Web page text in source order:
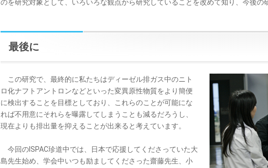
のを研究対象として、いろいろな観点から研究していることを改めて知り、今後の
最後に
この研究で、最終的に私たちはディーゼル排ガス中のニト
ロ化ナフトアントロンなどといった変異原性物質をより簡便
に検出することを目標としており、これらのことが可能にな
れば不用意にそれらを曝露してしまうことも減るだろうし、
現在よりも排出量を抑えることが出来ると考えています。
今回のISPAC珍道中では、日本で応援してくださっていた大
島先生始め、学会中いつも励ましてくださった齋藤先生、小